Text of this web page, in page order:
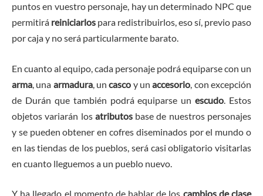
puntos en vuestro personaje, hay un determinado NPC que
permitirá reiniciarlos para redistribuirlos, eso sí, previo paso
por caja y no será particularmente barato.
En cuanto al equipo, cada personaje podrá equiparse con un
arma, una armadura, uncasco y unaccesorio, con excepción
de Durán que también podrá equiparse unescudo. Estos
objetos variarán los atributos base de nuestros personajes
y se pueden obtener en cofres diseminados por el mundo o
en las tiendas de los pueblos, será casi obligatorio visitarlas
en cuanto lleguemos a un pueblo nuevo.
Y ha llegado el momento de hablar de los cambios de clase